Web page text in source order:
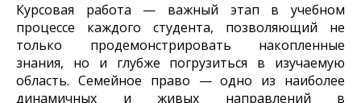
Курсовая работа — важный этап в учебном
процессе каждого студента, позволяющий не
только продемонстрировать накопленные
знания, но и глубже погрузиться в изучаемую
область. Семейное право — одно из наиболее
динамичных и живых направлений в